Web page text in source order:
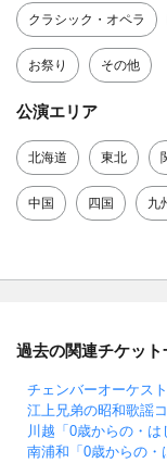
クラシック・オペラ
お祭り その他
公演エリア
北海道 東北
中国 四国 九
過去の関連チケット
チェンバーオーケス
江上兄弟の昭和歌謡
川越「0歳からの・は
南浦和「0歳からの・